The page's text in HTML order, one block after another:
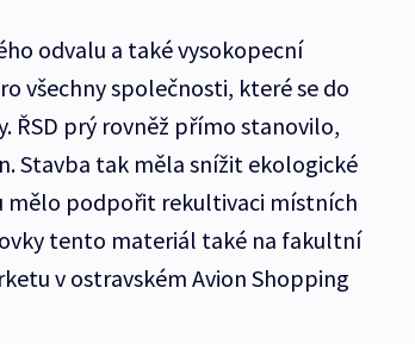
odvalu a také vysokopecní
všechny společnosti, které se do
ŘSD prý rovněž přímo stanovilo,
Stavba tak měla snížit ekologické
mělo podpořit rekultivaci místních
tento materiál také na fakultní
v ostravském Avion Shopping